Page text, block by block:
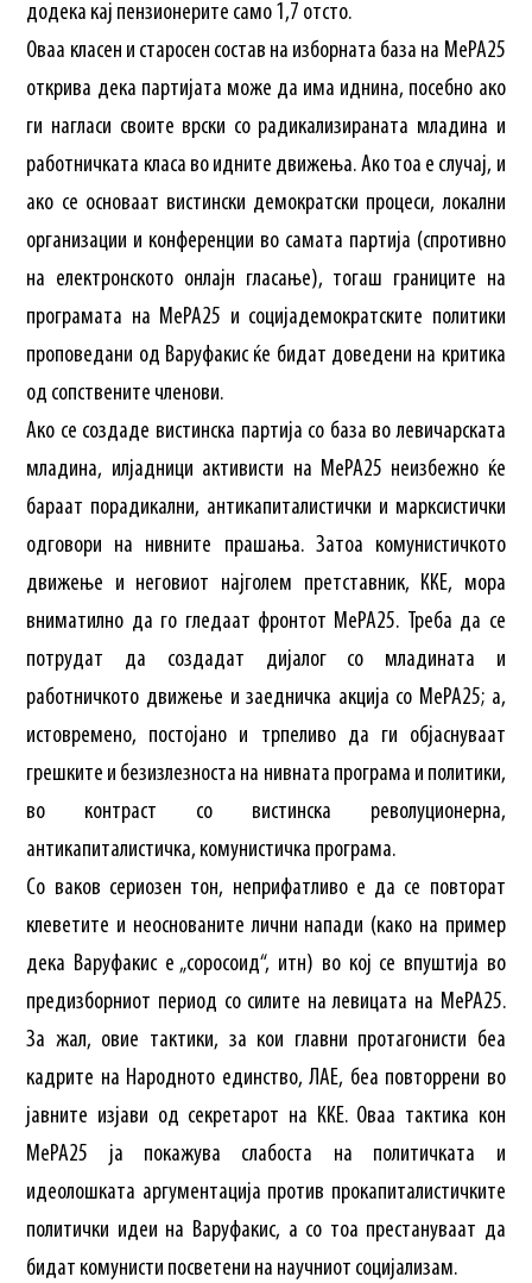
додека кај пензионерите само 1,7 отсто.
Оваа класен и старосен состав на изборната база на МеРА25
открива дека партијата може да има иднина, посебно ако
ги нагласи своите врски со радикализираната младина и
работничката класа во идните движења. Ако тоа е случај, и
ако се основаат вистински демократски процеси, локални
организации и конференции во самата партија (спротивно
на електронското онлајн гласање), тогаш границите на
програмата на МеРА25 и социјадемократските политики
проповедани од Варуфакис ќе бидат доведени на критика
од сопствените членови.
Ако се создаде вистинска партија со база во левичарската
младина, илјадници активисти на МеРА25 неизбежно ќе
бараат порадикални, антикапиталистички и марксистички
одговори на нивните прашања. Затоа комунистичкото
движење и неговиот најголем претставник, ККЕ, мора
вниматилно да го гледаат фронтот МеРА25. Треба да се
потрудат да создадат дијалог со младината и
работничкото движење и заедничка акција со МеРА25; а,
истовремено, постојано и трпеливо да ги објаснуваат
грешките и безизлезноста на нивната програма и политики,
во контраст со вистинска револуционерна,
антикапиталистичка, комунистичка програма.
Со ваков сериозен тон, неприфатливо е да се повторат
клеветите и неоснованите лични напади (како на пример
дека Варуфакис е „соросоид“, итн) во кој се впуштија во
предизборниот период со силите на левицата на МеРА25.
За жал, овие тактики, за кои главни протагонисти беа
кадрите на Народното единство, ЛАЕ, беа повторрени во
јавните изјави од секретарот на ККЕ. Оваа тактика кон
МеРА25 ја покажува слабоста на политичката и
идеолошката аргументација против прокапиталистичките
политички идеи на Варуфакис, а со тоа престануваат да
бидат комунисти посветени на научниот социјализам.